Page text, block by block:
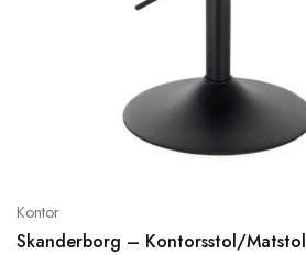
Kontor
Skanderborg – Kontorsstol/Matstol